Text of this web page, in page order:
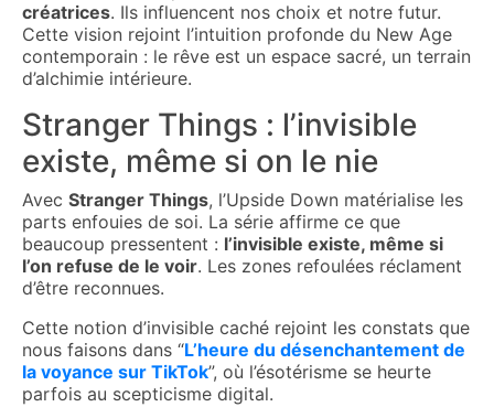
créatrices. Ils influencent nos choix et notre futur.
Cette vision rejoint l’intuition profonde du New Age
contemporain : le rêve est un espace sacré, un terrain
d’alchimie intérieure.
Stranger Things : l’invisible
existe, même si on le nie
Avec Stranger Things, l’Upside Down matérialise les
parts enfouies de soi. La série affirme ce que
beaucoup pressentent : l’invisible existe, même si
l’on refuse de le voir. Les zones refoulées réclament
d’être reconnues.
Cette notion d’invisible caché rejoint les constats que
nous faisons dans “L’heure du désenchantement de
la voyance sur TikTok”, où l’ésotérisme se heurte
parfois au scepticisme digital.